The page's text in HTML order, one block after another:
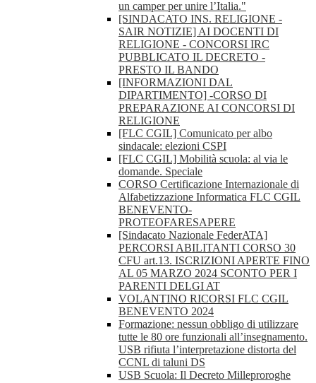
un camper per unire l’Italia."
[SINDACATO INS. RELIGIONE -
SAIR NOTIZIE] AI DOCENTI DI
RELIGIONE - CONCORSI IRC
PUBBLICATO IL DECRETO -
PRESTO IL BANDO
[INFORMAZIONI DAL
DIPARTIMENTO] -CORSO DI
PREPARAZIONE AI CONCORSI DI
RELIGIONE
[FLC CGIL] Comunicato per albo
sindacale: elezioni CSPI
[FLC CGIL] Mobilità scuola: al via le
domande. Speciale
CORSO Certificazione Internazionale di
Alfabetizzazione Informatica FLC CGIL
BENEVENTO-
PROTEOFARESAPERE
[Sindacato Nazionale FederATA]
PERCORSI ABILITANTI CORSO 30
CFU art.13. ISCRIZIONI APERTE FINO
AL 05 MARZO 2024 SCONTO PER I
PARENTI DELGI AT
VOLANTINO RICORSI FLC CGIL
BENEVENTO 2024
Formazione: nessun obbligo di utilizzare
tutte le 80 ore funzionali all’insegnamento.
USB rifiuta l’interpretazione distorta del
CCNL di taluni DS
USB Scuola: Il Decreto Milleproroghe